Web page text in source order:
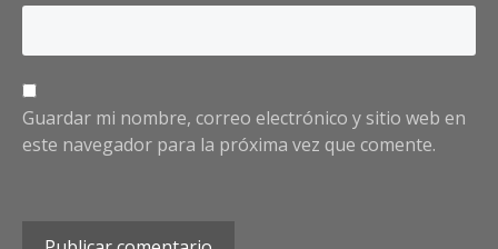
Guardar mi nombre, correo electrónico y sitio web en
este navegador para la próxima vez que comente.